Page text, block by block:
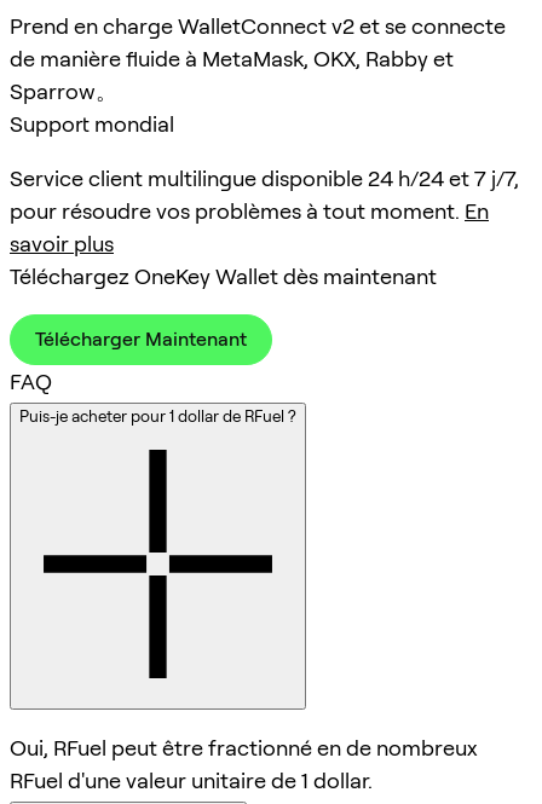
Prend en charge WalletConnect v2 et se connecte
de manière fluide à MetaMask, OKX, Rabby et
Sparrow。
Support mondial
Service client multilingue disponible 24 h/24 et 7 j/7,
pour résoudre vos problèmes à tout moment. En
savoir plus
Téléchargez OneKey Wallet dès maintenant
Télécharger Maintenant
FAQ
Puis-je acheter pour 1 dollar de RFuel ?
Oui, RFuel peut être fractionné en de nombreux
RFuel d'une valeur unitaire de 1 dollar.